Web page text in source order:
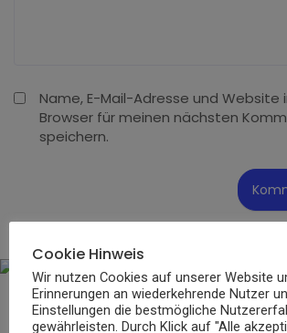
Name, E-Mail-Adresse und Website
Browser für meinen nächsten
speichern.
Cookie Hinweis
Wir nutzen Cookies auf unserer Website
Erinnerungen an wiederkehrende Nutzer
Einstellungen die bestmögliche
gewährleisten. Durch Klick auf "Alle